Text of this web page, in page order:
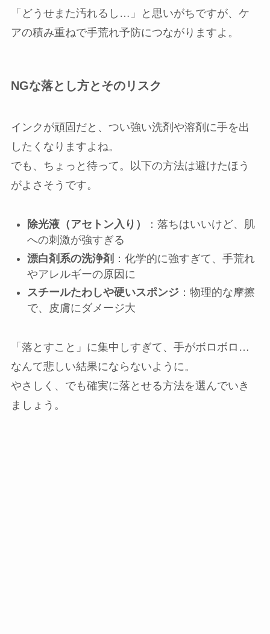
「どうせまた汚れるし…」と思いがちですが、ケ
アの積み重ねで手荒れ予防につながりますよ。
NGな落とし方とそのリスク
インクが頑固だと、つい強い洗剤や溶剤に手を出
したくなりますよね。
でも、ちょっと待って。以下の方法は避けたほう
がよさそうです。
除光液（アセトン入り）
：落ちはいいけど、肌
への刺激が強すぎる
漂白剤系の洗浄剤 ：化学的に強すぎて、手荒れ
やアレルギーの原因に
スチールたわしや硬いスポンジ：物理的な摩擦
で、皮膚にダメージ大
「落とすこと」に集中しすぎて、手がボロボロ…
なんて悲しい結果にならないように。
やさしく、でも確実に落とせる方法を選んでいき
ましょう。